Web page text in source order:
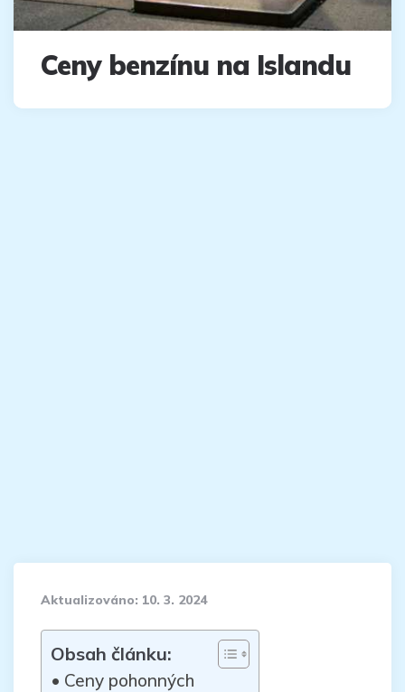
Ceny benzínu na Islandu
Aktualizováno: 10. 3. 2024
Obsah článku:
Ceny pohonných